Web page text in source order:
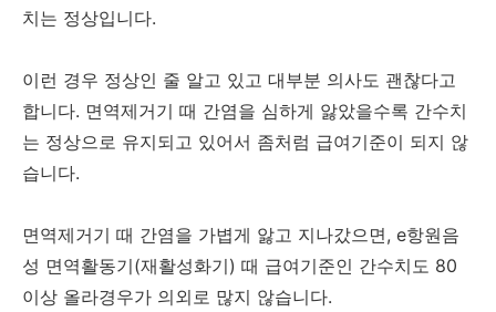
치는 정상입니다.
이런 경우 정상인 줄 알고 있고 대부분 의사도 괜찮다고
합니다. 면역제거기 때 간염을 심하게 앓았을수록 간수치
는 정상으로 유지되고 있어서 좀처럼 급여기준이 되지 않
습니다.
면역제거기 때 간염을 가볍게 앓고 지나갔으면, e항원음
성 면역활동기(재활성화기) 때 급여기준인 간수치도 80
이상 올라경우가 의외로 많지 않습니다.